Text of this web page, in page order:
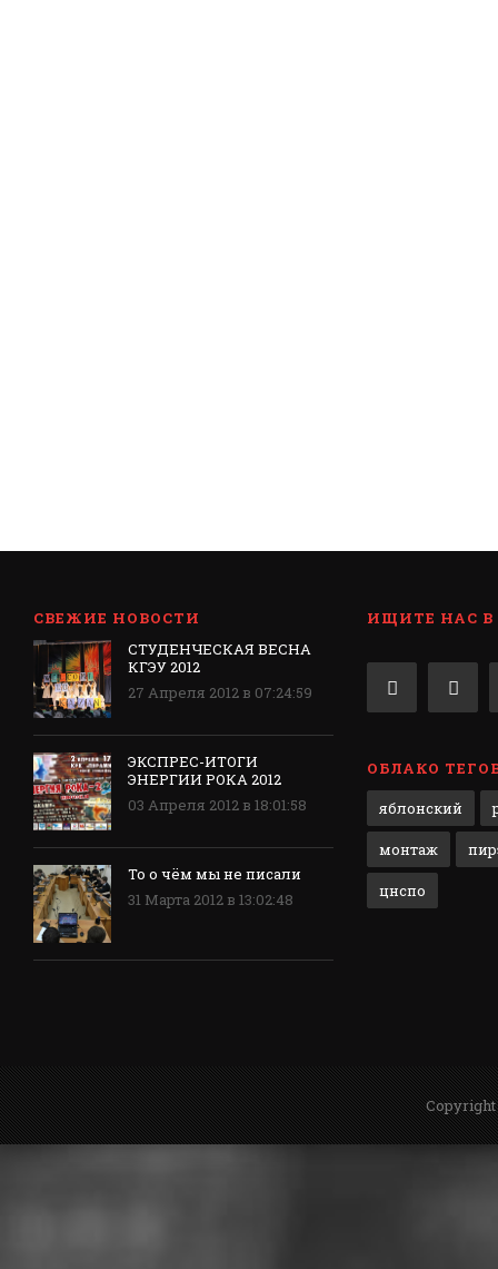
СВЕЖИЕ НОВОСТИ
СТУДЕНЧЕСКАЯ ВЕСНА
КГЭУ 2012
27 Апреля 2012 в 07:24:59
ЭКСПРЕС-ИТОГИ
ЭНЕРГИИ РОКА 2012
03 Апреля 2012 в 18:01:58
То о чём мы не писали
31 Марта 2012 в 13:02:48
ИЩИТЕ НАС В
ОБЛАКО
яблонский
монтаж
цнспо